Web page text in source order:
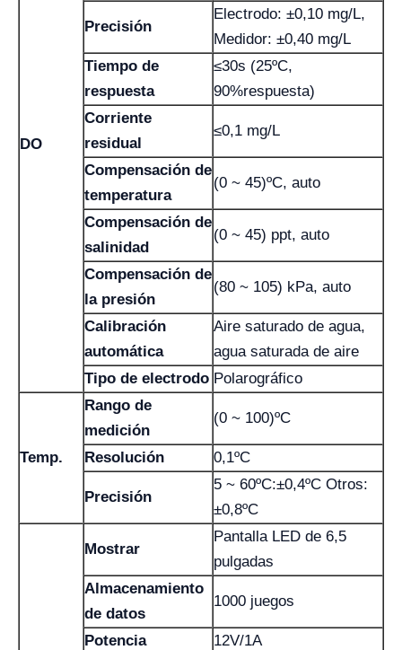
DO
Precisión
Electrodo: ±0,10 mg/L,
Medidor: ±0,40 mg/L
Tiempo de
respuesta
≤30s (25ºC,
90%respuesta)
Corriente
residual
≤0,1 mg/L
Compensación de
temperatura
(0 ~ 45)ºC, auto
Compensación de
salinidad
(0 ~ 45) ppt, auto
Compensación de
la presión
(80 ~ 105) kPa, auto
Calibración
automática
Aire saturado de agua,
agua saturada de aire
Tipo de electrodo Polarográfico
Temp.
Rango de
medición
(0 ~ 100)ºC
Resolución 0,1ºC
Precisión
5 ~ 60ºC:±0,4ºC Otros:
±0,8ºC
Mostrar
Pantalla LED de 6,5
pulgadas
Almacenamiento
de datos
1000 juegos
Potencia
12V/1A